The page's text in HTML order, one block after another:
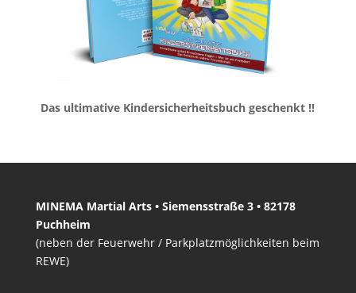
Das ultimative Kindersicherheitsbuch geschenkt !!
MINEMA Martial Arts • Siemensstraße 3 • 82178
Puchheim
(neben der Feuerwehr / Parkplatzmöglichkeiten beim
REWE)